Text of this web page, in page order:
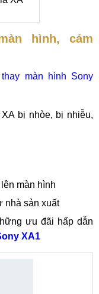
hình, cảm
thay màn hình Sony
bị nhòe, bị nhiễu,
màn hình
nhà sản xuất
ưu đãi hấp dẫn
XA1